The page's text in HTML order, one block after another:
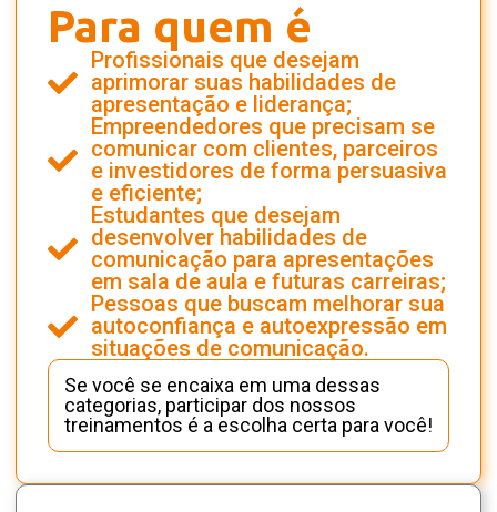
Para quem é
Profissionais que desejam
aprimorar suas habilidades de
apresentação e liderança;
Empreendedores que precisam se
comunicar com clientes, parceiros
e investidores de forma persuasiva
e eficiente;
Estudantes que desejam
desenvolver habilidades de
comunicação para apresentações
em sala de aula e futuras carreiras;
Pessoas que buscam melhorar sua
autoconfiança e autoexpressão em
situações de comunicação.
Se você se encaixa em uma dessas
categorias, participar dos nossos
treinamentos é a escolha certa para você!